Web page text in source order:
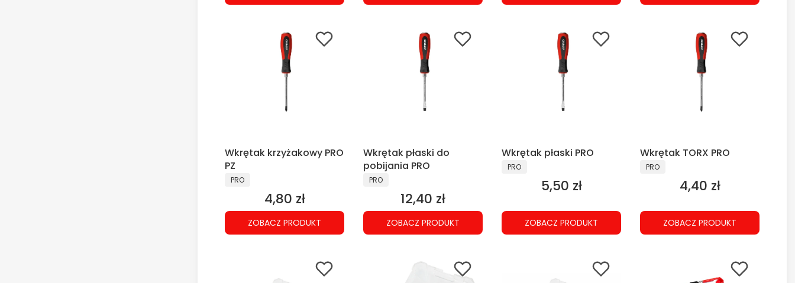
Wkrętak krzyżakowy PRO
PZ
PRODUCENT
PRO
Cena
4,80 zł
ZOBACZ PRODUKT
Wkrętak płaski do
pobijania PRO
PRODUCENT
PRO
Cena
12,40 zł
ZOBACZ PRODUKT
Wkrętak płaski PRO
PRODUCENT
PRO
Cena
5,50 zł
ZOBACZ PRODUKT
Wkrętak TORX PRO
PRODUCENT
PRO
Cena
4,40 zł
ZOBACZ PRODUKT